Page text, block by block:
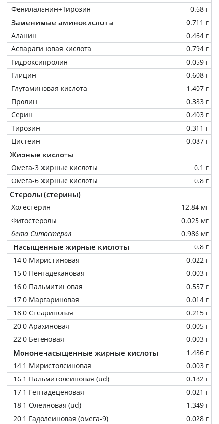
Фенилаланин+Тирозин
0.68 г
Заменимые аминокислоты
0.711 г
Аланин
0.464 г
Аспарагиновая кислота
0.794 г
Гидроксипролин
0.059 г
Глицин
0.608 г
Глутаминовая кислота
1.407 г
Пролин
0.383 г
Серин
0.403 г
Тирозин
0.311 г
Цистеин
0.087 г
Жирные кислоты
Омега-3 жирные кислоты
0.1 г
Омега-6 жирные кислоты
0.8 г
Стеролы (стерины)
Холестерин
12.84 мг
Фитостеролы
0.025 мг
бета Ситостерол
0.986 мг
Насыщенные жирные кислоты
0.8 г
14:0 Миристиновая
0.022 г
15:0 Пентадекановая
0.003 г
16:0 Пальмитиновая
0.557 г
17:0 Маргариновая
0.014 г
18:0 Стеариновая
0.215 г
20:0 Арахиновая
0.005 г
22:0 Бегеновая
0.003 г
Мононенасыщенные жирные кислоты
1.486 г
14:1 Миристолеиновая
0.003 г
16:1 Пальмитолеиновая (ud)
0.182 г
17:1 Гептадеценовая
0.021 г
18:1 Олеиновая (ud)
1.349 г
20:1 Гадолеиновая (омега-9)
0.028 г